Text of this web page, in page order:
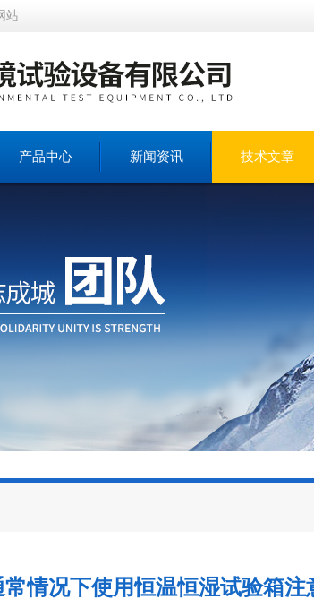
站
产品中心 新闻资讯 技术文章
常情况下使用恒温恒湿试验箱注